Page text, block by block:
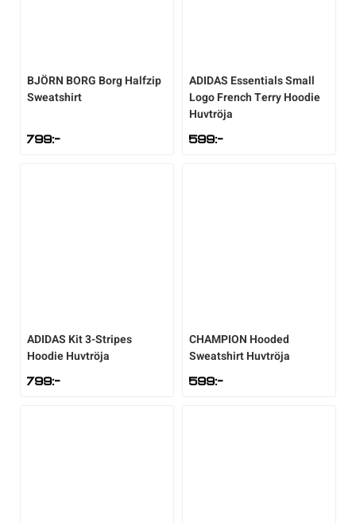
BJÖRN BORG Borg Halfzip
Sweatshirt
799:-
ADIDAS Essentials Small
Logo French Terry Hoodie
Huvtröja
599:-
ADIDAS Kit 3-Stripes
Hoodie Huvtröja
799:-
CHAMPION Hooded
Sweatshirt Huvtröja
599:-